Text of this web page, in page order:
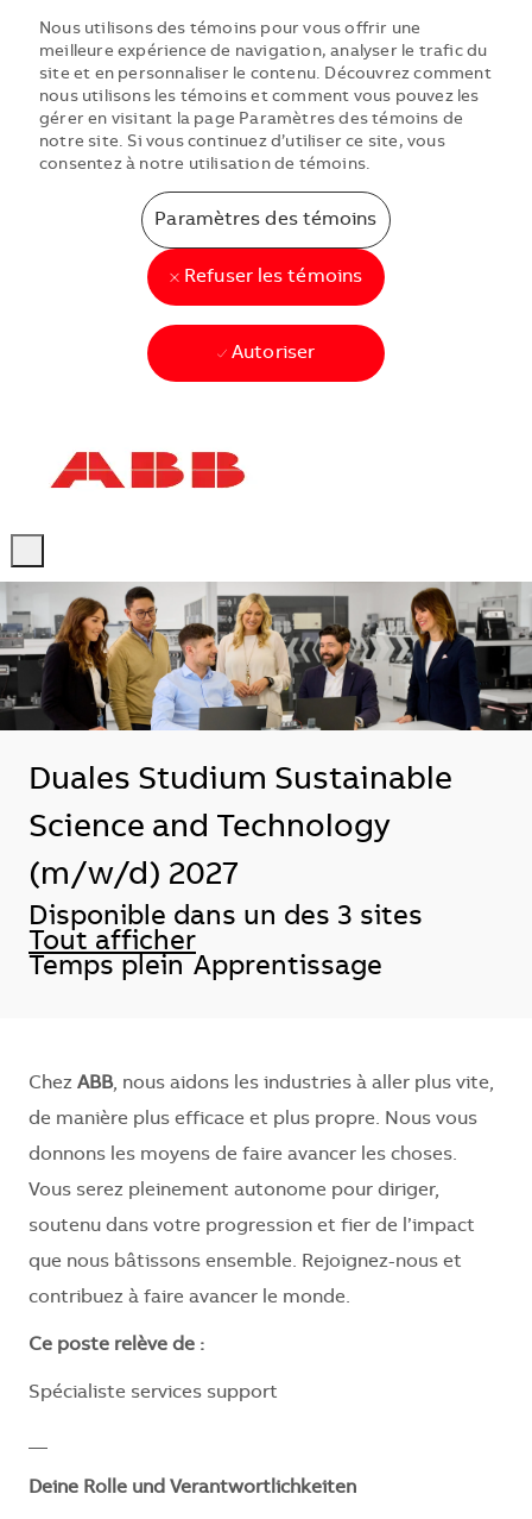
Nous utilisons des témoins pour vous offrir une
meilleure expérience de navigation, analyser le trafic du
site et en personnaliser le contenu. Découvrez comment
nous utilisons les témoins et comment vous pouvez les
gérer en visitant la page Paramètres des témoins de
notre site. Si vous continuez d’utiliser ce site, vous
consentez à notre utilisation de témoins.
Paramètres des témoins
Refuser les témoins
Autoriser
Duales Studium Sustainable
Science and Technology
(m/w/d) 2027
Disponible dans un des 3 sites
Tout afficher
Temps plein Apprentissage
Chez ABB, nous aidons les industries à aller plus vite,
de manière plus efficace et plus propre. Nous vous
donnons les moyens de faire avancer les choses.
Vous serez pleinement autonome pour diriger,
soutenu dans votre progression et fier de l’impact
que nous bâtissons ensemble. Rejoignez-nous et
contribuez à faire avancer le monde.
Ce poste relève de :
Spécialiste services support
Deine Rolle und Verantwortlichkeiten